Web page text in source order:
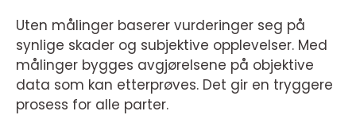
Uten målinger baserer vurderinger seg på
synlige skader og subjektive opplevelser. Med
målinger bygges avgjørelsene på objektive
data som kan etterprøves. Det gir en tryggere
prosess for alle parter.